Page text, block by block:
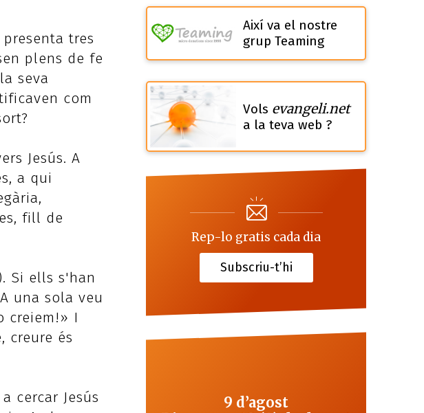
tres
plens de fe
seva
com
Jesús. A
a qui
fill de
Si ells s'han
una sola veu
creiem!» I
creure és
cercar Jesús
Així va el nostre
grup Teaming
Vols evangeli.net
a la teva web ?
Rep-lo gratis cada dia
Subscriu-t’hi
9 d’agost